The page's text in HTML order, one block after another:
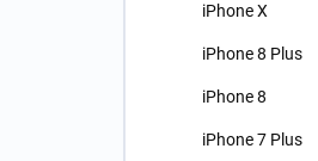
iPhone X
iPhone 8 Plus
iPhone 8
iPhone 7 Plus